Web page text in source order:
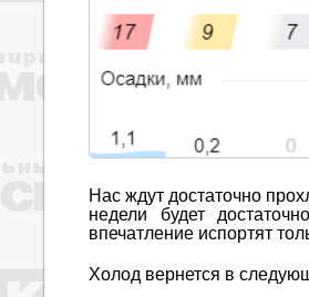
Нас ждут достаточно
недели будет
впечатление испортят
Холод вернется в